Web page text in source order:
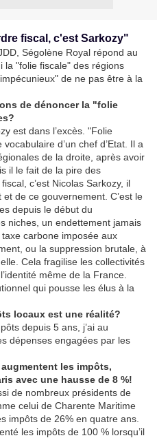
fiscal, c'est Sarkozy"
Ségolène Royal répond au
la "folie fiscale" des régions
de ne pas être à la
de dénoncer la "folie
est dans l’excès. "Folie
d’un chef d’Etat. Il a
de la droite, après avoir
il le fait de la pire des
c’est Nicolas Sarkozy, il
de ce gouvernement. C’est le
depuis le début du
niches, un endettement jamais
carbone imposée aux
ou la suppression brutale, à
Cela fragilise les collectivités
même de la France.
qui pousse les élus à la
locaux est une réalité?
depuis 5 ans, j’ai au
dépenses engagées par les
les impôts,
avec une hausse de 8 %!
de nombreux présidents de
celui de Charente Maritime
impôts de 26% en quatre ans.
les impôts de 100 % lorsqu’il